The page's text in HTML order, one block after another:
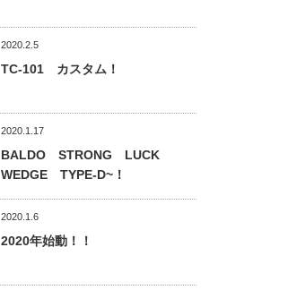
2020.2.5
TC-101 カスタム！
2020.1.17
BALDO STRONG LUCK
WEDGE TYPE-D~！
2020.1.6
2020年始動！！